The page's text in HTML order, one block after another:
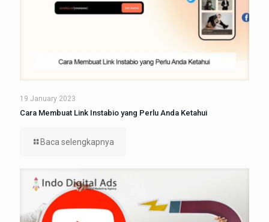
19 January 2023
Cara Membuat Link Instabio yang Perlu Anda Ketahui
Baca selengkapnya